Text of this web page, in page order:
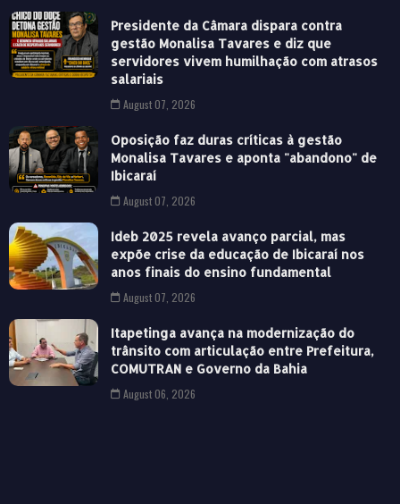
Presidente da Câmara dispara contra
gestão Monalisa Tavares e diz que
servidores vivem humilhação com atrasos
salariais
August 07, 2026
Oposição faz duras críticas à gestão
Monalisa Tavares e aponta "abandono" de
Ibicaraí
August 07, 2026
Ideb 2025 revela avanço parcial, mas
expõe crise da educação de Ibicaraí nos
anos finais do ensino fundamental
August 07, 2026
Itapetinga avança na modernização do
trânsito com articulação entre Prefeitura,
COMUTRAN e Governo da Bahia
August 06, 2026